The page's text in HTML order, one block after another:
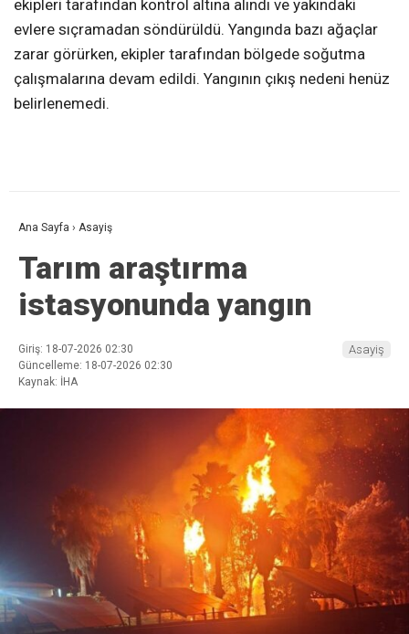
ekipleri tarafından kontrol altına alındı ve yakındaki
evlere sıçramadan söndürüldü. Yangında bazı ağaçlar
zarar görürken, ekipler tarafından bölgede soğutma
çalışmalarına devam edildi. Yangının çıkış nedeni henüz
belirlenemedi.
Ana Sayfa › Asayiş
Tarım araştırma
istasyonunda yangın
Giriş: 18-07-2026 02:30
Güncelleme: 18-07-2026 02:30
Kaynak: İHA
Asayiş